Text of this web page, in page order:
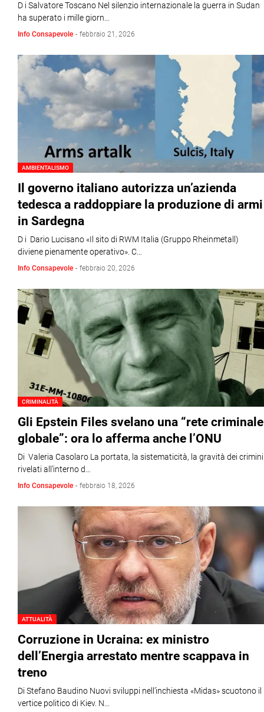
D i Salvatore Toscano Nel silenzio internazionale la guerra in Sudan
ha superato i mille giorn…
Info Consapevole - febbraio 21, 2026
AMBIENTALISMO
Il governo italiano autorizza un’azienda
tedesca a raddoppiare la produzione di armi
in Sardegna
D i Dario Lucisano «Il sito di RWM Italia (Gruppo Rheinmetall)
diviene pienamente operativo». C…
Info Consapevole - febbraio 20, 2026
CRIMINALITÀ
Gli Epstein Files svelano una “rete criminale
globale”: ora lo afferma anche l’ONU
Di Valeria Casolaro La portata, la sistematicità, la gravità dei crimini
rivelati all’interno d…
Info Consapevole - febbraio 18, 2026
ATTUALITÀ
Corruzione in Ucraina: ex ministro
dell’Energia arrestato mentre scappava in
treno
Di Stefano Baudino Nuovi sviluppi nell’inchiesta «Midas» scuotono il
vertice politico di Kiev. N…